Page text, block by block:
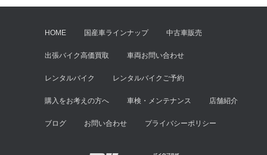
HOME 国産車ラインナップ 中古車販売
出張バイク高価買取 車両お問い合わせ
レンタルバイク レンタルバイクご予約
購入をお考えの方へ 車検・メンテナンス 店舗紹介
ブログ お問い合わせ プライバシーポリシー